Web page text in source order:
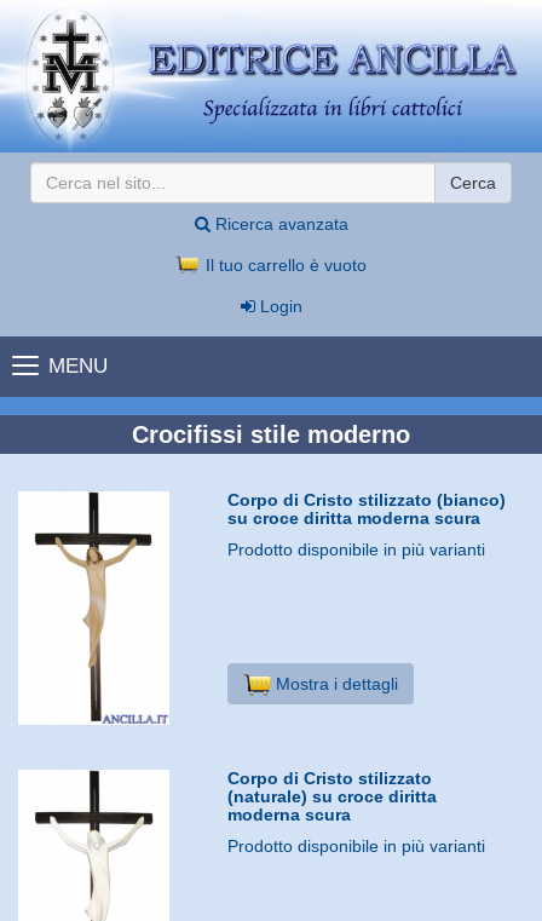
Cerca
Ricerca avanzata
Il tuo carrello è vuoto
Login
MENU
Crocifissi stile moderno
Corpo di Cristo stilizzato (bianco)
su croce diritta moderna scura
Prodotto disponibile in più varianti
Mostra i dettagli
Corpo di Cristo stilizzato
(naturale) su croce diritta
moderna scura
Prodotto disponibile in più varianti